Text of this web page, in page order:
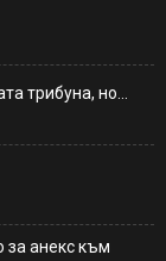
трибуна, но…
за анекс към